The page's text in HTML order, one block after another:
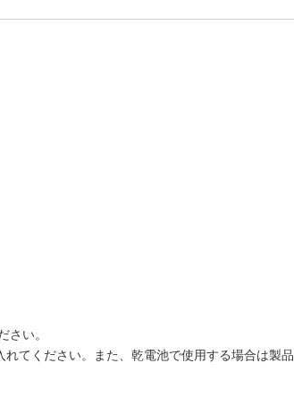
さい。
てください。また、乾電池で使用する場合は製品